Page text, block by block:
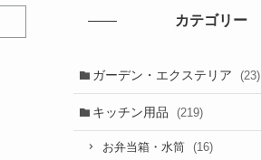
カテゴリー
ガーデン・エクステリア (23)
キッチン用品 (219)
お弁当箱・水筒 (16)